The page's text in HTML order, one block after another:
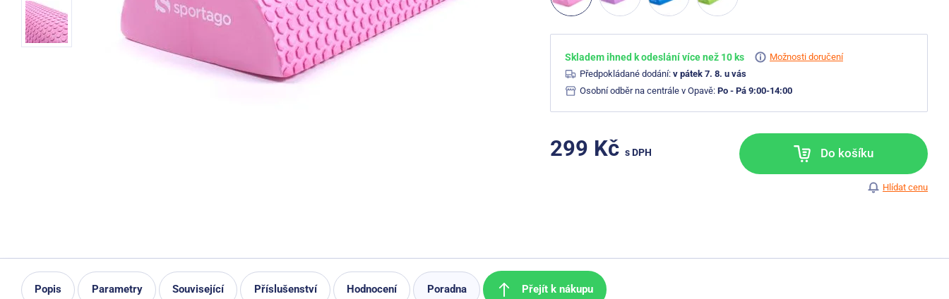
Skladem ihned k odeslání více než 10 ks
Možnosti doručení
Předpokládané dodání: v pátek 7. 8. u vás
Osobní odběr na centrále v Opavě: Po - Pá 9:00-14:00
299 Kč s DPH Do košíku
Hlídat cenu
Popis Parametry Související Příslušenství Hodnocení Poradna Přejít k nákupu